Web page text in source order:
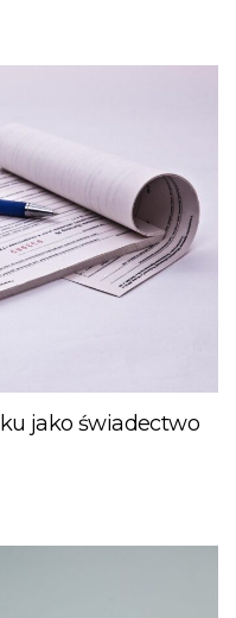
jako świadectwo